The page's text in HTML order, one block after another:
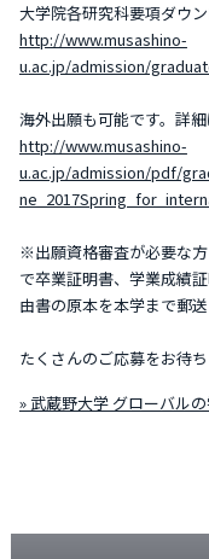
大学院各研究科要項ダウ
http://www.musashino-
u.ac.jp/admission/
海外出願も可能です。詳
http://www.musashino-
u.ac.jp/admission/pdf/
※出願資格審査が必要な
で卒業証明書、学業成績
由書の原本を本学まで郵送
たくさんのご応募をお待ち
» 武蔵野大学 グローバル